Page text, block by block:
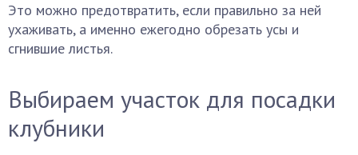
Это можно предотвратить, если правильно за ней
ухаживать, а именно ежегодно обрезать усы и
сгнившие листья.
Выбираем участок для посадки
клубники